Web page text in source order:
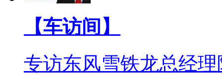
【车访间】
专访东风雪铁龙总经